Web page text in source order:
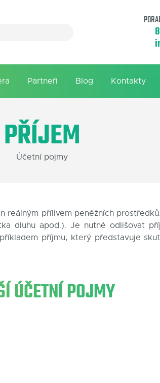
Partneři Blog Kontakty
PŘÍJEM
Účetní pojmy
přílivem peněžních
dluhu apod.). Je nutné odlišovat
příjmu, který představuje
ÚČETNÍ POJMY